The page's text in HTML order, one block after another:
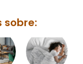
sobre: